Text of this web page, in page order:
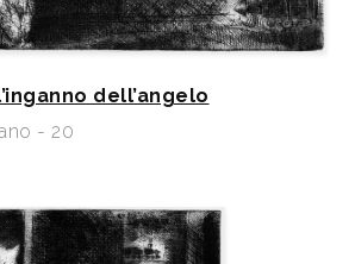
dell’angelo
- 20